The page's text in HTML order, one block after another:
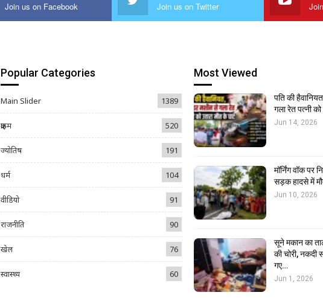
Join us on Facebook Join us on Twitter
Popular Categories
Main Slider 1389
क्राइम 520
ज्योतिष 191
धर्म 104
वीडियो 91
राजनीति 90
खेल 76
स्वास्थ्य 60
Most Viewed
पति की
गला रेत पत्नी
Jun 14, 2026
मॉर्निंग वॉक पर
सड़क हादसे में
Jun 10, 2026
सूने मकान का
की चोरी, नकदी
गए…
Jun 1, 2026